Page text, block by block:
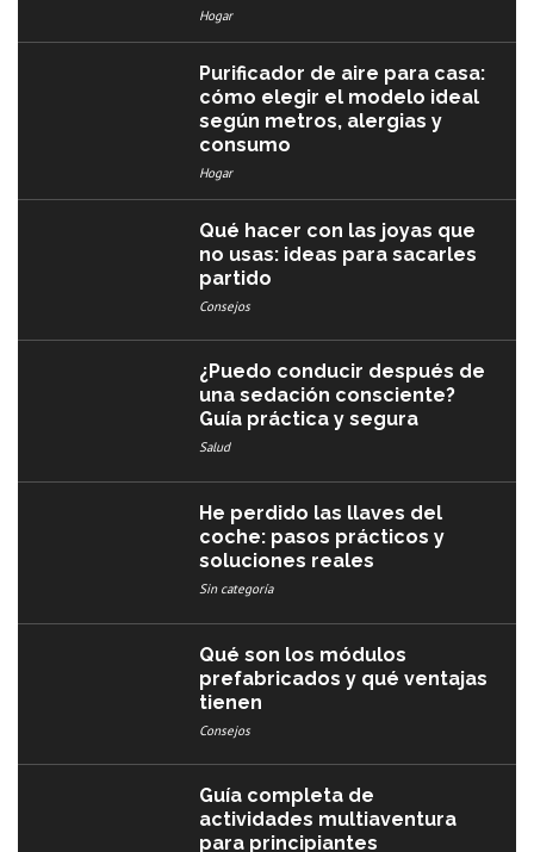
Hogar
Purificador de aire para casa:
cómo elegir el modelo ideal
según metros, alergias y
consumo
Hogar
Qué hacer con las joyas que
no usas: ideas para sacarles
partido
Consejos
¿Puedo conducir después de
una sedación consciente?
Guía práctica y segura
Salud
He perdido las llaves del
coche: pasos prácticos y
soluciones reales
Sin categoría
Qué son los módulos
prefabricados y qué ventajas
tienen
Consejos
Guía completa de
actividades multiaventura
para principiantes